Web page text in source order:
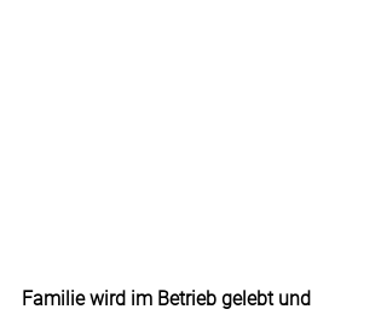
Familie wird im Betrieb gelebt und